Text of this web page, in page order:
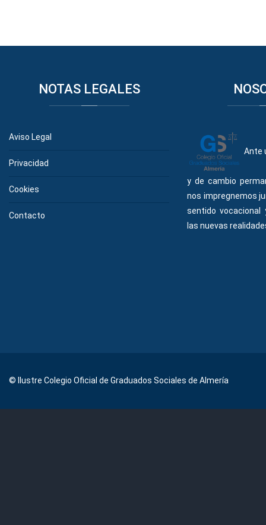
NOTASLEGALES
Aviso Legal
Privacidad
Cookies
Contacto
Ante
y de cambio
nos impregnemos
sentido
las nuevas
© Ilustre Colegio Oficial de Graduados Sociales de Almería